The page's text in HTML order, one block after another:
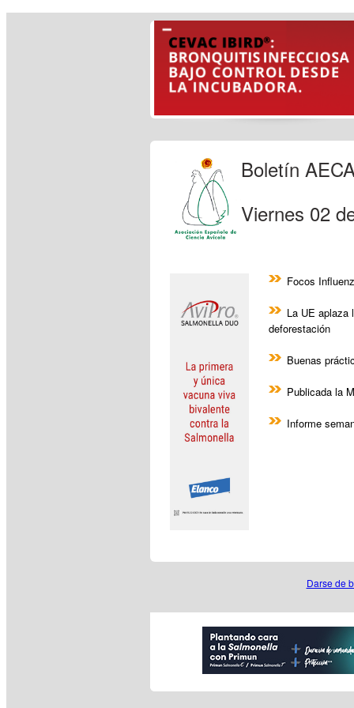
Boletín
Viernes 02
Focos
La UE aplaza
deforestación
Buenas
Publicada la
Informe
Darse de